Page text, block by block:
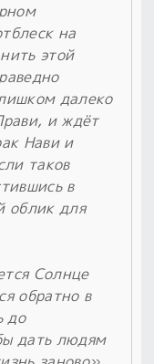
на
этой
далеко
и ждёт
Нави и
таков
в
облик для
Солнце
обратно в
до
дать людям